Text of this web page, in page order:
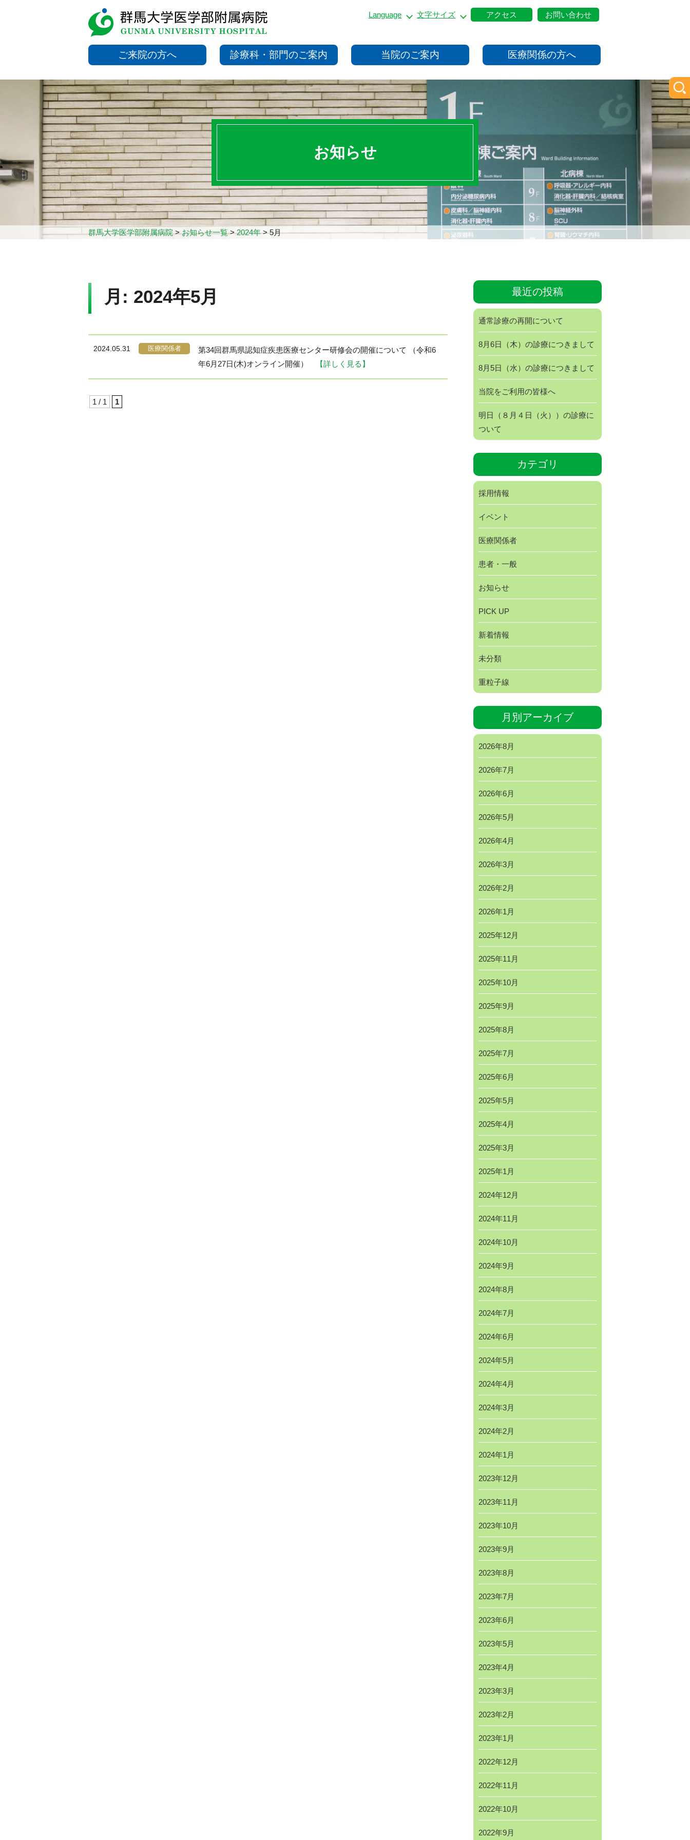
Language 文字サイズ アクセス お問い合わせ
ご来院の方へ 診療科・部門のご案内 当院のご案内 医療関係の方へ
お知らせ
群馬大学医学部附属病院>お知らせ一覧>2024年>5月
月: 2024年5月
2024.05.31 医療関係者
第34回群馬県認知症疾患医療センター研修会の開催について （令和6
年6月27日(木)オンライン開催）
【詳しく見る】
1 / 1 1
最近の投稿
通常診療の再開について
8月6日（木）の診療につきまして
8月5日（水）の診療につきまして
当院をご利用の皆様へ
明日（８月４日（火））の診療に
ついて
カテゴリ
採用情報
イベント
医療関係者
患者・一般
お知らせ
PICK UP
新着情報
未分類
重粒子線
月別アーカイブ
2026年8月
2026年7月
2026年6月
2026年5月
2026年4月
2026年3月
2026年2月
2026年1月
2025年12月
2025年11月
2025年10月
2025年9月
2025年8月
2025年7月
2025年6月
2025年5月
2025年4月
2025年3月
2025年1月
2024年12月
2024年11月
2024年10月
2024年9月
2024年8月
2024年7月
2024年6月
2024年5月
2024年4月
2024年3月
2024年2月
2024年1月
2023年12月
2023年11月
2023年10月
2023年9月
2023年8月
2023年7月
2023年6月
2023年5月
2023年4月
2023年3月
2023年2月
2023年1月
2022年12月
2022年11月
2022年10月
2022年9月